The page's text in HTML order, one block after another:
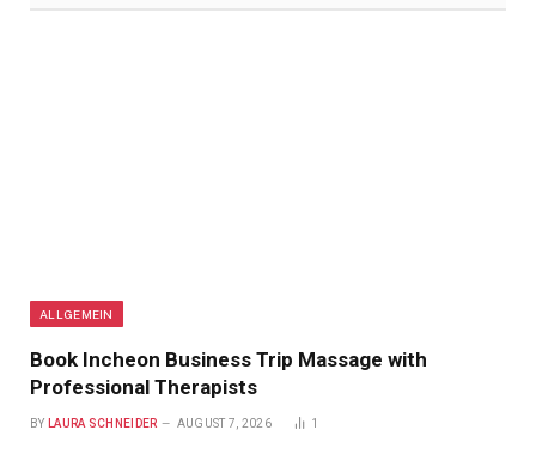
ALLGEMEIN
Book Incheon Business Trip Massage with
Professional Therapists
BY LAURA SCHNEIDER AUGUST 7, 2026 1